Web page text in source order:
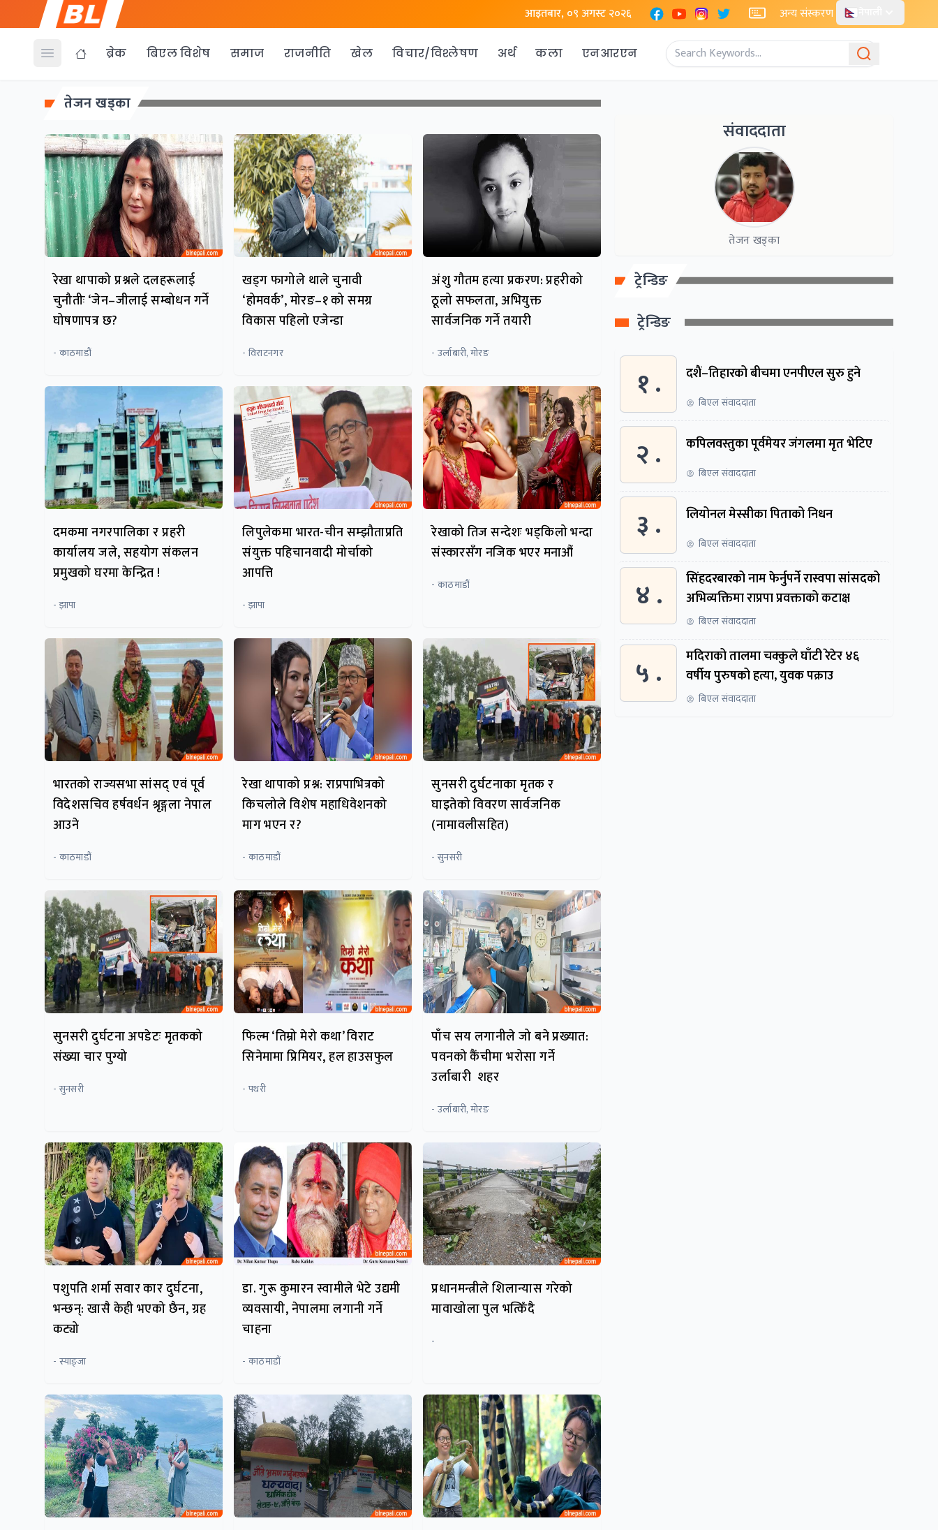
आइतबार, ०९ अगस्ट २०२६ FacebookYouTubeInstagram
X अन्य संस्करण
Open menu ब्रेक बिएल विशेष समाज राजनीति खेल विचार/विश्लेषण अर्थ कला एनआरएन
तेजन खड्का
रेखा थापाको प्रश्नले दलहरूलाई
चुनौतीः ‘जेन–जीलाई सम्बोधन गर्ने
घोषणापत्र छ?
- काठमाडौं
खड्ग फागोले थाले चुनावी
‘होमवर्क’, मोरङ–१ को समग्र
विकास पहिलो एजेन्डा
- विराटनगर
अंशु गौतम हत्या प्रकरण: प्रहरीको
ठूलो सफलता, अभियुक्त
सार्वजनिक गर्ने तयारी
- उर्लाबारी, मोरङ
दमकमा नगरपालिका र प्रहरी
कार्यालय जले, सहयोग संकलन
प्रमुखको घरमा केन्द्रित !
- झापा
लिपुलेकमा भारत-चीन सम्झौताप्रति
संयुक्त पहिचानवादी मोर्चाको
आपत्ति
- झापा
रेखाको तिज सन्देशः भड्किलो भन्दा
संस्कारसँग नजिक भएर मनाऔं
- काठमाडौं
भारतको राज्यसभा सांसद् एवं पूर्व
विदेशसचिव हर्षवर्धन श्रृङ्गला नेपाल
आउने
- काठमाडौं
रेखा थापाको प्रश्न: राप्रपाभित्रको
किचलोले विशेष महाधिवेशनको
माग भएन र?
- काठमाडौं
सुनसरी दुर्घटनाका मृतक र
घाइतेको विवरण सार्वजनिक
(नामावलीसहित)
- सुनसरी
सुनसरी दुर्घटना अपडेटः मृतकको
संख्या चार पुग्यो
- सुनसरी
फिल्म ‘तिम्रो मेरो कथा’ विराट
सिनेमामा प्रिमियर, हल हाउसफुल
- पथरी
पाँच सय लगानीले जो बने प्रख्यात:
पवनको कैंचीमा भरोसा गर्ने
उर्लाबारी शहर
- उर्लाबारी, मोरङ
पशुपति शर्मा सवार कार दुर्घटना,
भन्छन्: खासै केही भएको छैन, ग्रह
कट्यो
- स्याङ्जा
डा. गुरू कुमारन स्वामीले भेटे उद्यमी
व्यवसायी, नेपालमा लगानी गर्ने
चाहना
- काठमाडौं
प्रधानमन्त्रीले शिलान्यास गरेको
मावाखोला पुल भत्किँदै
-
संवाददाता
तेजन खड्का
ट्रेन्डिङ
ट्रेन्डिङ
१ . दशैं–तिहारको बीचमा एनपीएल सुरु हुने
बिएल संवाददाता
२ . कपिलवस्तुका पूर्वमेयर जंगलमा मृत भेटिए
बिएल संवाददाता
३ . लियोनल मेस्सीका पिताको निधन
बिएल संवाददाता
४ .
सिंहदरबारको नाम फेर्नुपर्ने रास्वपा सांसदको
अभिव्यक्तिमा राप्रपा प्रवक्ताको कटाक्ष
बिएल संवाददाता
५ .
मदिराको तालमा चक्कुले घाँटी रेटेर ४६
वर्षीय पुरुषको हत्या, युवक पक्राउ
बिएल संवाददाता